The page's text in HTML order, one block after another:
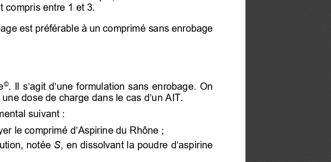
compris entre 1 et 3.
est préférable à un comprimé sans enrobage
©. Il s’agit d’une formulation sans enrobage. On
dose de charge dans le cas d’un AIT.
suivant :
le comprimé d’Aspirine du Rhône ;
notée S, en dissolvant la poudre d’aspirine